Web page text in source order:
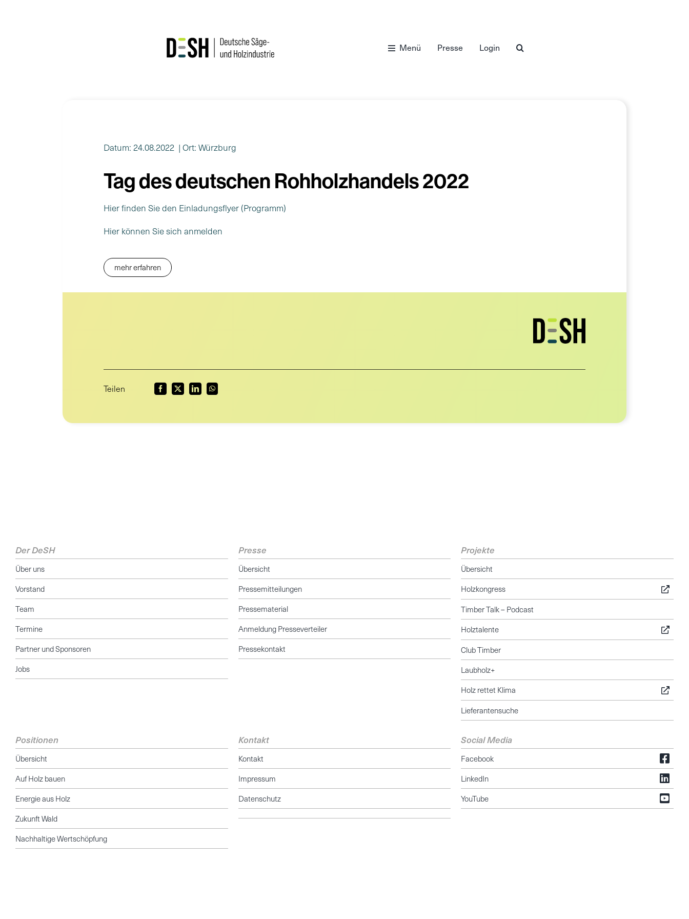
Menü Presse Login
Datum: 24.08.2022 | Ort: Würzburg
Tag des deutschen Rohholzhandels 2022
Hier finden Sie den Einladungsflyer (Programm)
Hier können Sie sich anmelden
mehr erfahren
Teilen
Der DeSH
Über uns
Vorstand
Team
Termine
Partner und Sponsoren
Jobs
Presse
Übersicht
Pressemitteilungen
Pressematerial
Anmeldung Presseverteiler
Pressekontakt
Projekte
Übersicht
Holzkongress
Timber Talk – Podcast
Holztalente
Club Timber
Laubholz+
Holz rettet Klima
Lieferantensuche
Positionen
Übersicht
Auf Holz bauen
Energie aus Holz
Zukunft Wald
Nachhaltige Wertschöpfung
Kontakt
Kontakt
Impressum
Datenschutz
Social Media
Facebook
LinkedIn
YouTube